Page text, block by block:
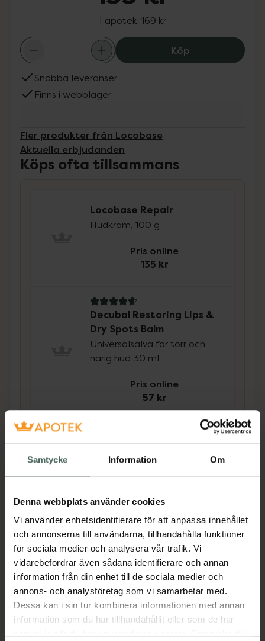
Samtycke Information Om
Denna webbplats använder cookies
Vi använder enhetsidentifierare för att anpassa innehållet
och annonserna till användarna, tillhandahålla funktioner
för sociala medier och analysera vår trafik. Vi
vidarebefordrar även sådana identifierare och annan
information från din enhet till de sociala medier och
annons- och analysföretag som vi samarbetar med.
Dessa kan i sin tur kombinera informationen med annan
information som du har tillhandahållit eller som de har
I apotek: 169 kr
KöpLocobase
Snabba leveranser
Finns i webblager
Fler produkter från Locobase
Aktuella erbjudanden
Köps ofta tillsammans
Locobase Repair
Hudkräm, 100 g
Pris online
135 kr
4.8 av 5 i omdöme
Decubal Restoring Lips &
Dry Spots Balm
Universalsalva för torr och
narig hud 30 ml
Pris online
57 kr
Köp båda för
Köp båda
Locobase Repair är en återuppbyggande och
skyddande specialkräm som snabbt och
effektivt reparerar torr och sprucken hud.
Krämen kan även användas som
Locobase Repair tillför hudidentiska
barriärfetter som tränger ner i huden och